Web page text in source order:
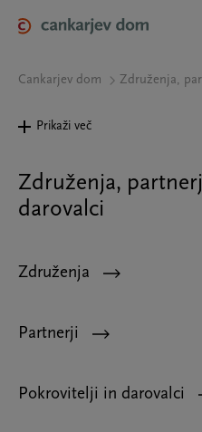
main
Cankarjev dom Združenja,
Združenja,
darovalci
Združenja
Partnerji
Pokrovitelji in darovalci
Prikaži več